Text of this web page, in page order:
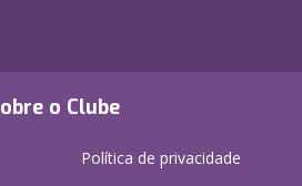
o Clube
Política de privacidade